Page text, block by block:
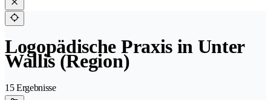
Logopädische Praxis in Unter
Wallis (Region)
15 Ergebnisse